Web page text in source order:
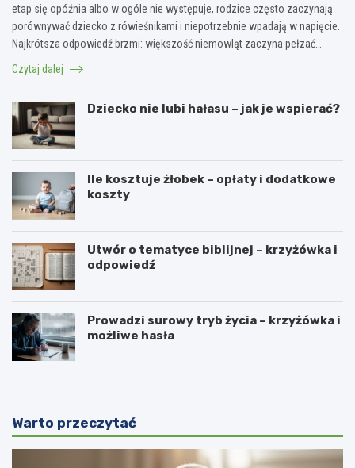
etap się opóźnia albo w ogóle nie występuje, rodzice często zaczynają
porównywać dziecko z rówieśnikami i niepotrzebnie wpadają w napięcie.
Najkrótsza odpowiedź brzmi: większość niemowląt zaczyna pełzać…
Czytaj dalej
Dziecko nie lubi hałasu – jak je wspierać?
Ile kosztuje żłobek – opłaty i dodatkowe
koszty
Utwór o tematyce biblijnej – krzyżówka i
odpowiedź
Prowadzi surowy tryb życia – krzyżówka i
możliwe hasła
Warto przeczytać